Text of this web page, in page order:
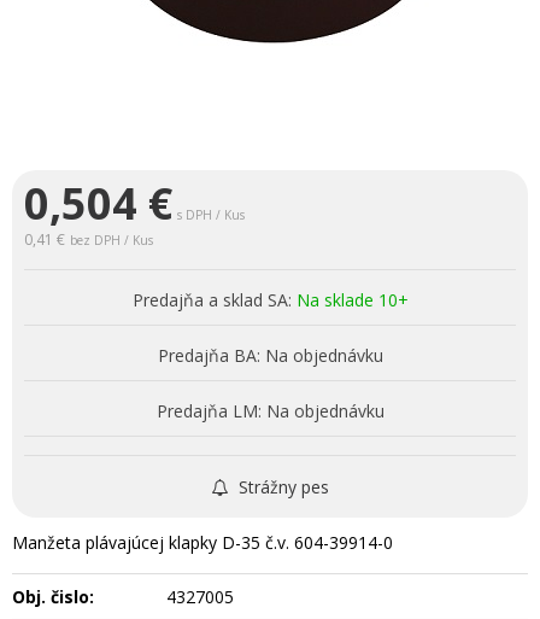
0,504 € s DPH / Kus
0,41 € bez DPH / Kus
Predajňa a sklad SA: Na sklade 10+
Predajňa BA: Na objednávku
Predajňa LM: Na objednávku
Strážny pes
Manžeta plávajúcej klapky D-35 č.v. 604-39914-0
Obj. čislo:
4327005